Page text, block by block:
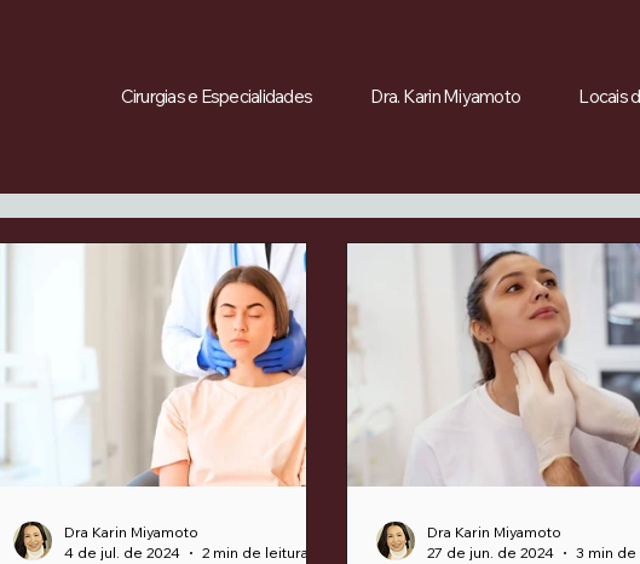
Cirurgias e Especialidades Dra. Karin Miyamoto Locais
Dra Karin Miyamoto
4 de jul. de 2024
2 min de leitura
Dra Karin Miyamoto
27 de jun. de 2024
3 min de